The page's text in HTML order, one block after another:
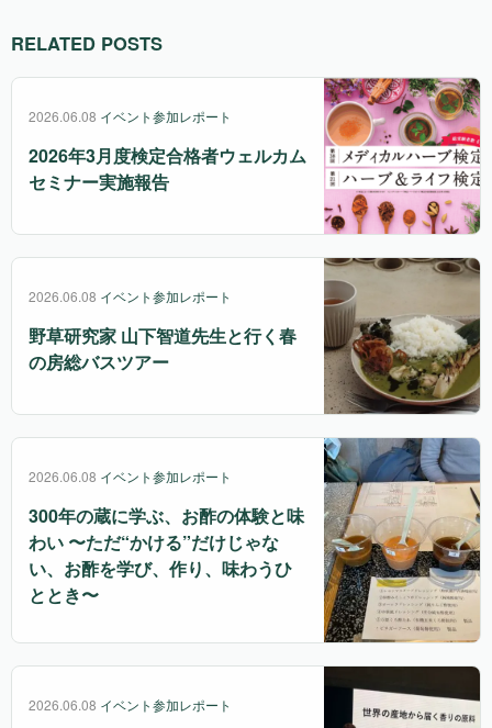
RELATED POSTS
2026.06.08 イベント参加レポート
2026年3月度検定合格者ウェルカム
セミナー実施報告
2026.06.08 イベント参加レポート
野草研究家 山下智道先生と行く春
の房総バスツアー
2026.06.08 イベント参加レポート
300年の蔵に学ぶ、お酢の体験と味
わい 〜ただ“かける”だけじゃな
い、お酢を学び、作り、味わうひ
ととき〜
2026.06.08 イベント参加レポート